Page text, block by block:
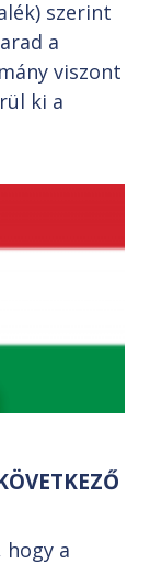
szerint
a
viszont
ki a
hogy a